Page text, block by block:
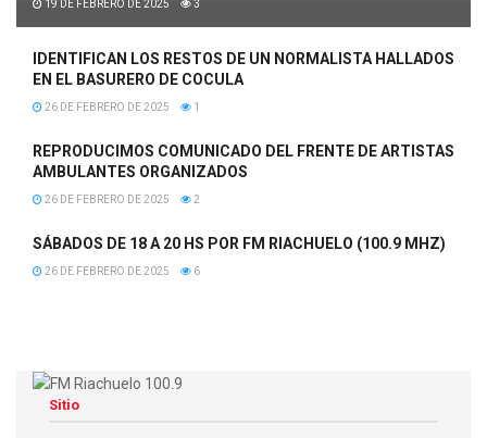
19 DE FEBRERO DE 2025 3
IDENTIFICAN LOS RESTOS DE UN NORMALISTA HALLADOS
EN EL BASURERO DE COCULA
26 DE FEBRERO DE 2025 1
REPRODUCIMOS COMUNICADO DEL FRENTE DE ARTISTAS
AMBULANTES ORGANIZADOS
26 DE FEBRERO DE 2025 2
SÁBADOS DE 18 A 20 HS POR FM RIACHUELO (100.9 MHZ)
26 DE FEBRERO DE 2025 6
Sitio